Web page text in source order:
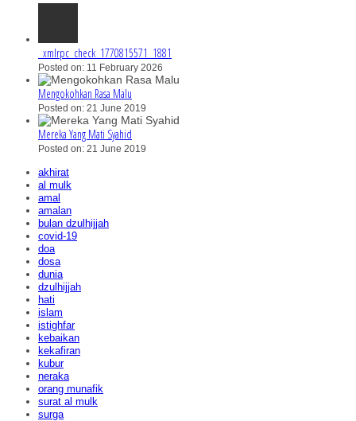
_xmlrpc_check_1770815571_1881
Posted on: 11 February 2026
Mengokohkan Rasa Malu
Posted on: 21 June 2019
Mereka Yang Mati Syahid
Posted on: 21 June 2019
akhirat
al mulk
amal
amalan
bulan dzulhijjah
covid-19
doa
dosa
dunia
dzulhijjah
hati
islam
istighfar
kebaikan
kekafiran
kubur
neraka
orang munafik
surat al mulk
surga